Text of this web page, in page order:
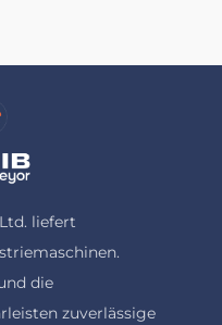
liefert
die
zuverlässige